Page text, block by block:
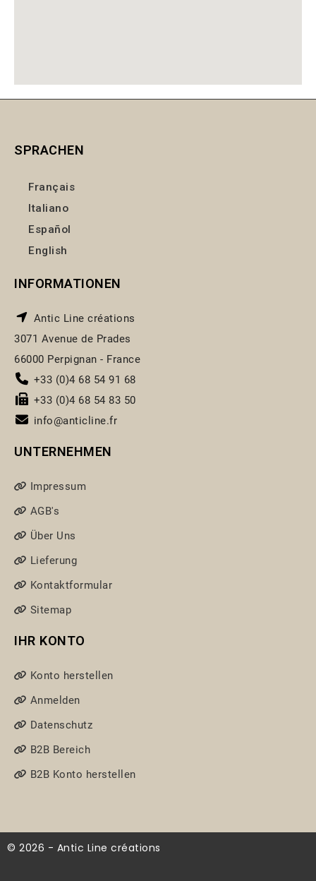
SPRACHEN
Français
Italiano
Español
English
INFORMATIONEN
Antic Line créations
3071 Avenue de Prades
66000 Perpignan - France
+33 (0)4 68 54 91 68
+33 (0)4 68 54 83 50
info@anticline.fr
UNTERNEHMEN
Impressum
AGB's
Über Uns
Lieferung
Kontaktformular
Sitemap
IHR KONTO
Konto herstellen
Anmelden
Datenschutz
B2B Bereich
B2B Konto herstellen
© 2026 - Antic Line créations